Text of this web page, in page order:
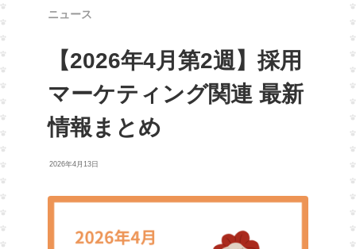
ニュース
【2026年4月第2週】採用
マーケティング関連 最新
情報まとめ
2026年4月13日